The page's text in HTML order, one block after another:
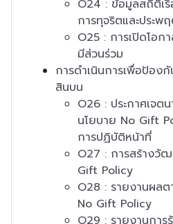
O24 : ข้อมูลสถิติเรื่
การทุจริตและประพ
O25 : การเปิดโอก
มีส่วนร่วม
การดำเนินการเพื่อป้องกั
สินบน
O26 : ประกาศเจต
นโยบาย No Gift
การปฏิบัติหน้าที่
O27 : การสร้างวั
Gift Policy
O28 : รายงานผลต
No Gift Policy